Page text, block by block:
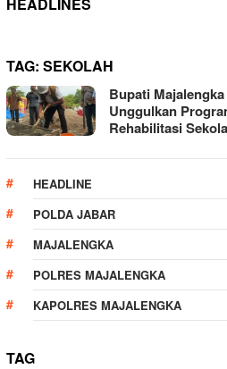
TAG: SEKOLAH
Bupati
Unggulkan
Rehabilitasi
HEADLINE
POLDA JABAR
MAJALENGKA
POLRES MAJALENGKA
KAPOLRES MAJALENGKA
TAG